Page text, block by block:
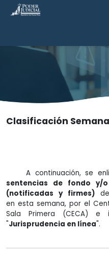
Atención:
Este
accesibilidad.
Clasificación
A continuación, se
sentencias de fondo y/
(notificadas y firmes)
en esta semana, por el
Sala Primera (CECA)
"Jurisprudencia en línea".